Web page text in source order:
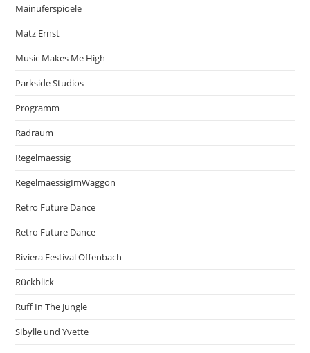
Mainuferspioele
Matz Ernst
Music Makes Me High
Parkside Studios
Programm
Radraum
Regelmaessig
RegelmaessigImWaggon
Retro Future Dance
Retro Future Dance
Riviera Festival Offenbach
Rückblick
Ruff In The Jungle
Sibylle und Yvette